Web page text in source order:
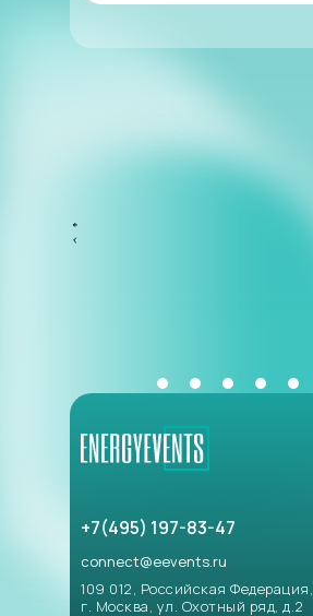
109 012, Российская Федерация,
г. Москва, ул. Охотный ряд, д.2
+7(495) 197-83-47
connect@eevents.ru